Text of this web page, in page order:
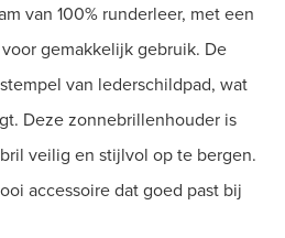
van 100% runderleer, met een
gemakkelijk gebruik. De
van lederschildpad, wat
Deze zonnebrillenhouder is
veilig en stijlvol op te bergen.
accessoire dat goed past bij